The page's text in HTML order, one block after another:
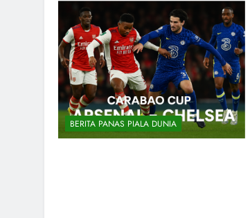
BERITA PANAS PIALA DUNIA